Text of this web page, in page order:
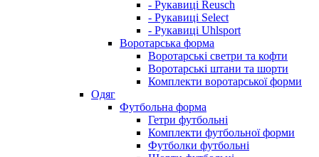
- Рукавиці Reusch
- Рукавиці Select
- Рукавиці Uhlsport
Воротарська форма
Воротарські светри та кофти
Воротарські штани та шорти
Комплекти воротарської форми
Одяг
Футбольна форма
Гетри футбольні
Комплекти футбольної форми
Футболки футбольні